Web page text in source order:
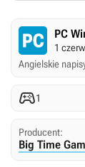
PC
1
Angielskie
1
Producent:
Big Time